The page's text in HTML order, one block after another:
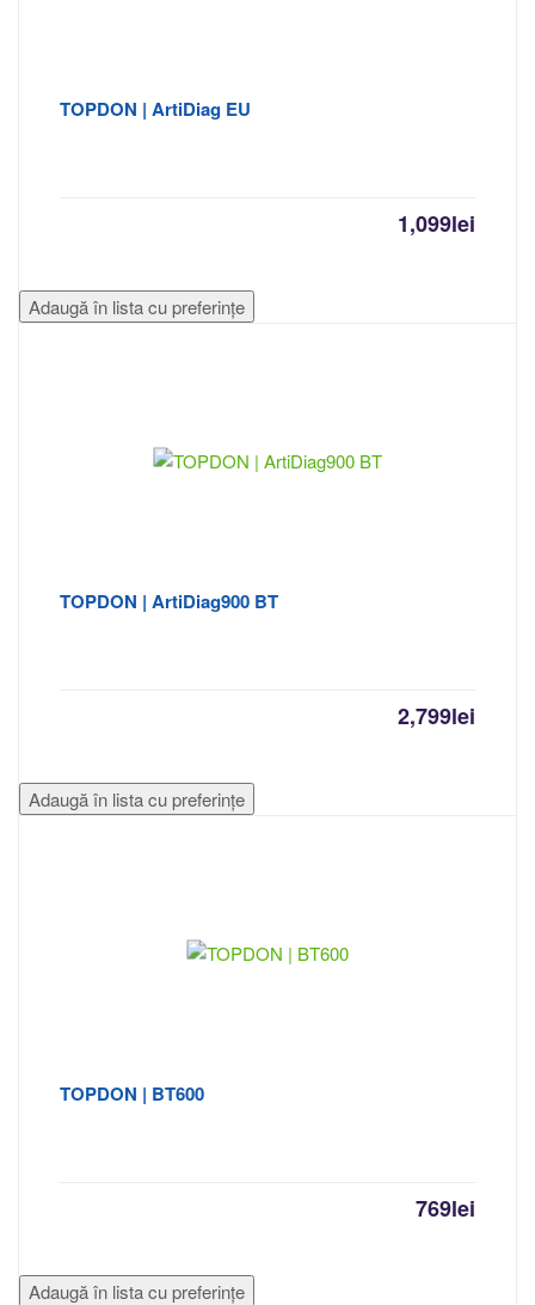
TOPDON | ArtiDiag EU
1,099lei
Adaugă în lista cu preferințe
TOPDON | ArtiDiag900 BT
2,799lei
Adaugă în lista cu preferințe
TOPDON | BT600
769lei
Adaugă în lista cu preferințe